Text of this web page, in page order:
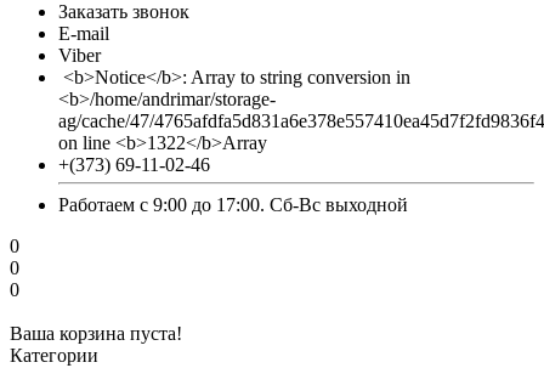
Заказать звонок
E-mail
Viber
<b>Notice</b>: Array to string conversion in
<b>/home/andrimar/storage-
ag/cache/47/
on line <b>1322</b>Array
+(373) 69-11-02-46
Работаем с 9:00 до 17:00. Сб-Вс выходной
0
0
0
Ваша корзина пуста!
Категории